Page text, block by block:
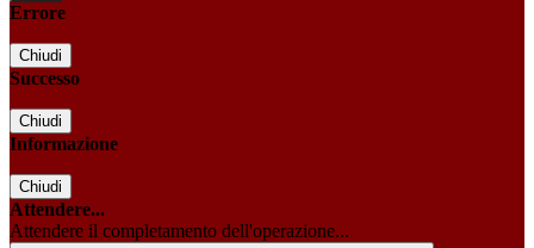
Errore
Chiudi
Successo
Chiudi
Informazione
Chiudi
Attendere...
Attendere il completamento dell'operazione...